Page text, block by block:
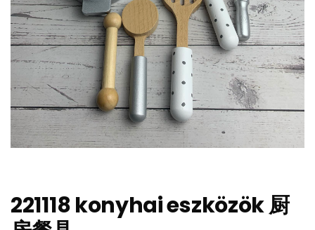
221118 konyhai eszközök 厨